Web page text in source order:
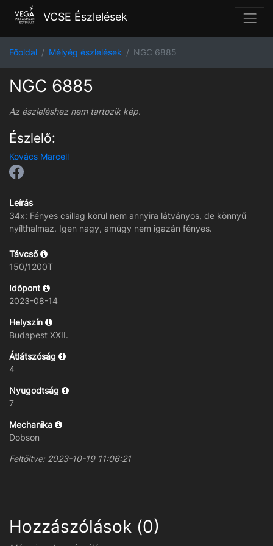
VCSE Észlelések
Főoldal Mélyég észlelések NGC 6885
NGC 6885
Az észleléshez nem tartozik kép.
Észlelő:
Kovács Marcell
Leírás
34x: Fényes csillag körül nem annyira látványos, de könnyű
nyílthalmaz. Igen nagy, amúgy nem igazán fényes.
Távcső
150/1200T
Időpont
2023-08-14
Helyszín
Budapest XXII.
Átlátszóság
4
Nyugodtság
7
Mechanika
Dobson
Feltöltve: 2023-10-19 11:06:21
Hozzászólások (0)